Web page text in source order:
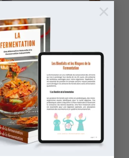
×
Pilon de Fermentation en
Bois – MASONTOPS